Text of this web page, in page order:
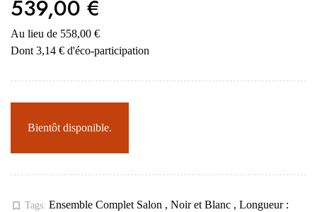
539,00 €
Au lieu de 558,00 €
Dont 3,14 € d'éco-participation
Bientôt disponible.
bookmark_border Tags: Ensemble Complet Salon , Noir et Blanc , Longueur :